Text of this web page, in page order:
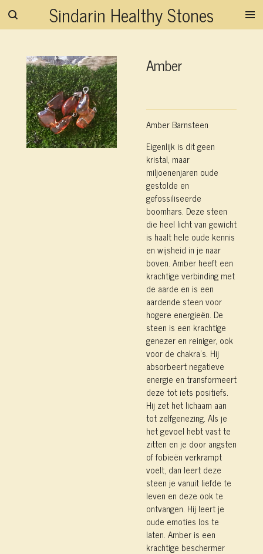
Ga
hoofdinhoud
Sindarin Healthy Stones
Amber
Amber Barnsteen
Eigenlijk is dit geen
kristal, maar
miljoenenjaren oude
gestolde en
gefossiliseerde
boomhars. Deze steen
die heel licht van gewicht
is haalt hele oude kennis
en wijsheid in je naar
boven. Amber heeft een
krachtige verbinding met
de aarde en is een
aardende steen voor
hogere energieën. De
steen is een krachtige
genezer en reiniger, ook
voor de chakra’s. Hij
absorbeert negatieve
energie en transformeert
deze tot iets positiefs.
Hij zet het lichaam aan
tot zelfgenezing. Als je
het gevoel hebt vast te
zitten en je door angsten
of fobieën verkrampt
voelt, dan leert deze
steen je vanuit liefde te
leven en deze ook te
ontvangen. Hij leert je
oude emoties los te
laten. Amber is een
krachtige beschermer